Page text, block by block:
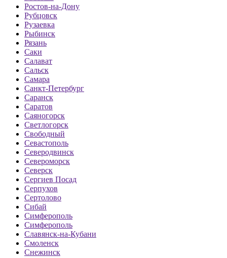
Ростов-на-Дону
Рубцовск
Рузаевка
Рыбинск
Рязань
Саки
Салават
Сальск
Самара
Санкт-Петербург
Саранск
Саратов
Саяногорск
Светлогорск
Свободный
Севастополь
Северодвинск
Североморск
Северск
Сергиев Посад
Серпухов
Сертолово
Сибай
Симферополь
Симферополь
Славянск-на-Кубани
Смоленск
Снежинск